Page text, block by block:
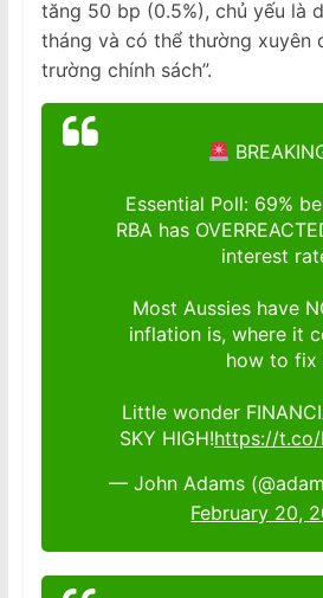
tăng 50 bp (0.5%), chủ yếu là
tháng và có thể thường xuyên
trường chính sách”.
Essential Poll: 69%
RBA has
interest
Most Aussies have
inflation is, where it
how to fix
Little wonder
SKY HIGH!https://t.co/
— John Adams
February 20,